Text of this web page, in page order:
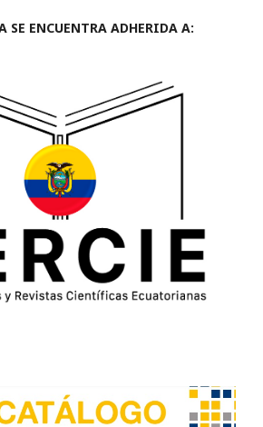
SE ENCUENTRA ADHERIDA A: